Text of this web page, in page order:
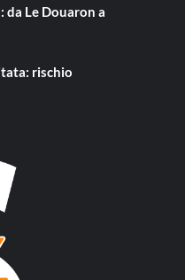
da Le Douaron a
rischio